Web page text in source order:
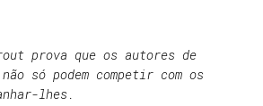
prova que os autores de
só podem competir com os
lhes.